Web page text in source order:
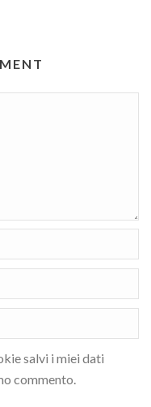
salvi i miei dati
commento.